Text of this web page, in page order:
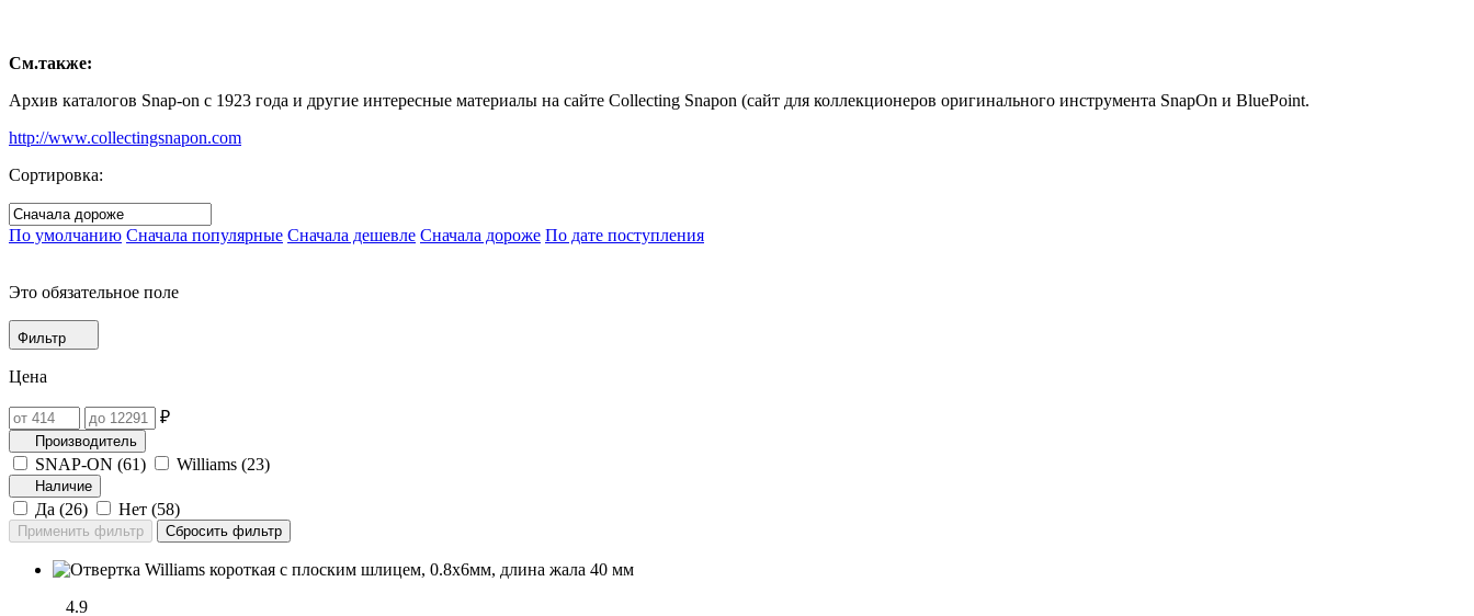
См.также:
Архив каталогов Snap-on с 1923 года и другие интересные материалы на сайте Collecting Snapon (сайт для коллекционеров оригинального инструмента SnapOn и BluePoint.
http://www.collectingsnapon.com
Сортировка:
По умолчанию Сначала популярные Сначала дешевле Сначала дороже По дате поступления
Это обязательное поле
Фильтр
Цена
₽
Производитель
SNAP-ON (61) Williams (23)
Наличие
Да (26) Нет (58)
4.9